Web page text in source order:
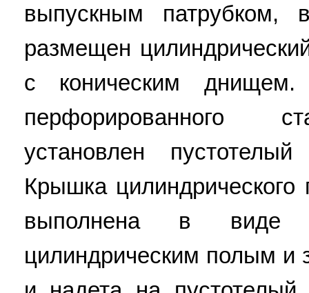
выпускным патрубком,
размещен
с коническим днищем.
перфорированного
установлен
Крышка цилиндрического
выполнена в виде
цилиндрическим полым и